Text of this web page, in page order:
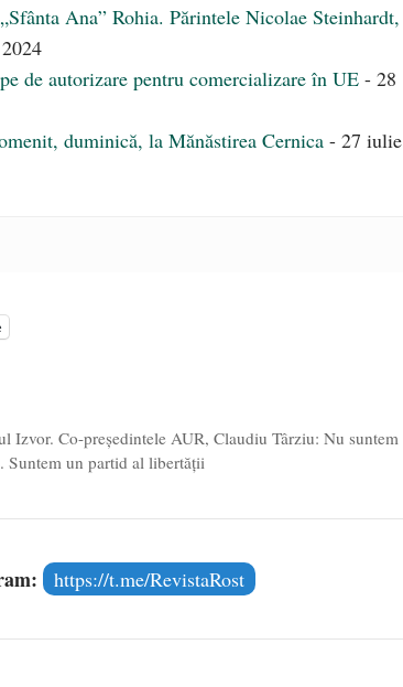
Ana” Rohia. Părintele Nicolae Steinhardt,
de autorizare pentru comercializare în UE - 28
duminică, la Mănăstirea Cernica - 27 iulie
Co-președintele AUR, Claudiu Târziu: Nu suntem
Suntem un partid al libertății
https://t.me/RevistaRost